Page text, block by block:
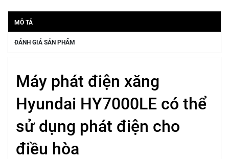
MÔ TẢ
ĐÁNH GIÁ SẢN PHẨM
Máy phát điện xăng
Hyundai HY7000LE có thể
sử dụng phát điện cho
điều hòa